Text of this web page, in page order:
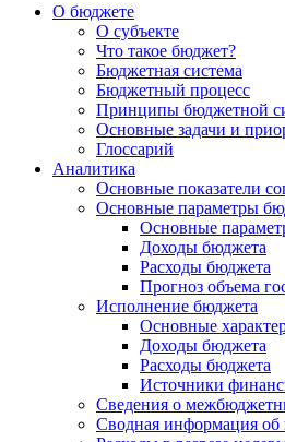
О бюджете
О субъекте
Что такое бюджет?
Бюджетная система
Бюджетный процесс
Принципы бюджетной
Основные задачи и
Глоссарий
Аналитика
Основные показатели
Основные параметры
Основные
Доходы бюджета
Расходы бюджета
Прогноз объема
Исполнение бюджета
Основные
Доходы бюджета
Расходы бюджета
Источники
Сведения о
Сводная информация